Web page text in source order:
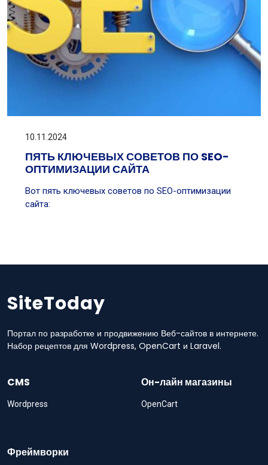
10.11.2024
ПЯТЬ КЛЮЧЕВЫХ СОВЕТОВ ПО SEO-
ОПТИМИЗАЦИИ САЙТА
Вот пять ключевых советов по SEO-оптимизации
сайта:
SiteToday
Портал по разработке и продвижению Веб-сайтов в интернете.
Набор рецептов для Wordpress, OpenCart и Laravel.
CMS
Wordpress
Он-лайн магазины
OpenCart
Фреймворки